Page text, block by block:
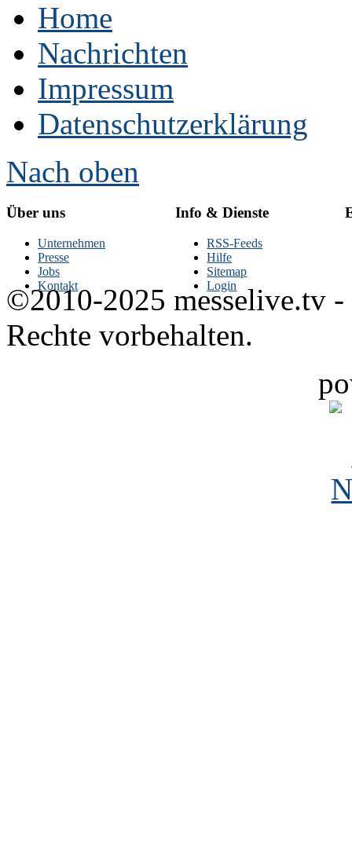
Home
Nachrichten
Impressum
Datenschutzerklärung
Nach oben
Über uns
Unternehmen
Presse
Jobs
Kontakt
Info & Dienste
RSS-Feeds
Hilfe
Sitemap
Login
©2010-2025 messelive.tv -
Rechte vorbehalten.